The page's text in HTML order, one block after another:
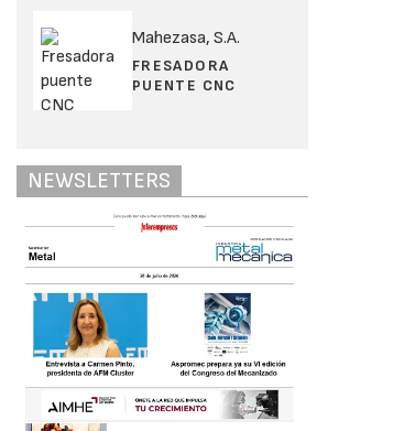
Mahezasa, S.A.
FRESADORA
PUENTE CNC
NEWSLETTERS